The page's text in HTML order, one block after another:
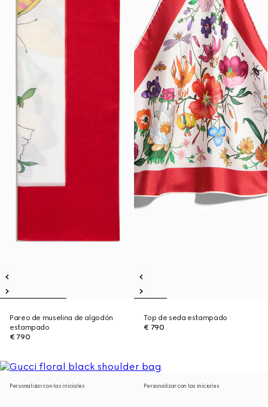
Pareo de muselina de algodón
estampado
€ 790
Top de seda estampado
€ 790
Personalizar con las iniciales Personalizar con las iniciales